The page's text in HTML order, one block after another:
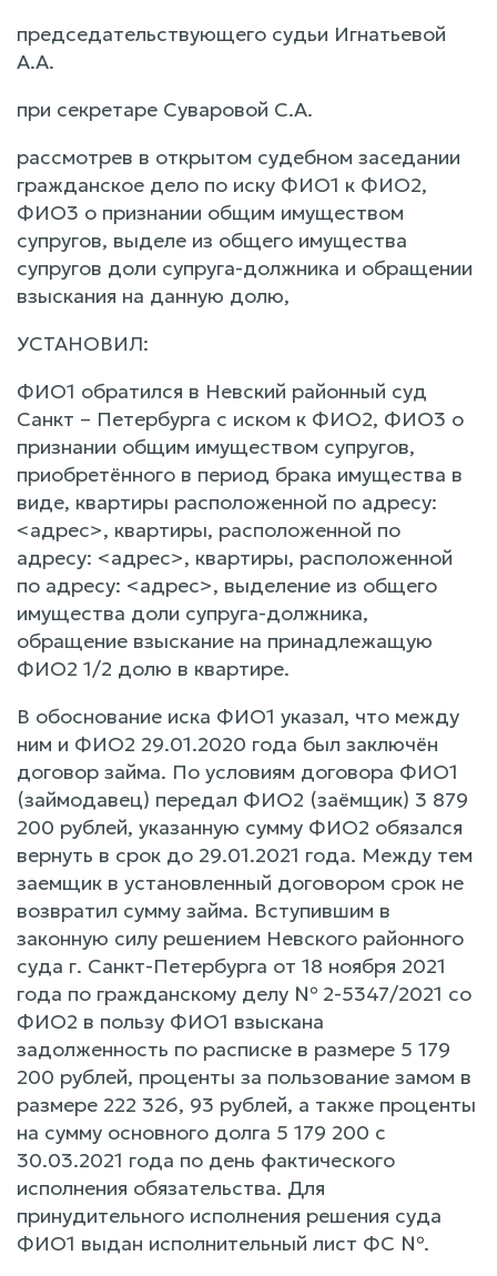
председательствующего судьи Игнатьевой
А.А.
при секретаре Суваровой С.А.
рассмотрев в открытом судебном заседании
гражданское дело по иску ФИО1 к ФИО2,
ФИО3 о признании общим имуществом
супругов, выделе из общего имущества
супругов доли супруга-должника и обращении
взыскания на данную долю,
УСТАНОВИЛ:
ФИО1 обратился в Невский районный суд
Санкт – Петербурга с иском к ФИО2, ФИО3 о
признании общим имуществом супругов,
приобретённого в период брака имущества в
виде, квартиры расположенной по адресу:
<адрес>, квартиры, расположенной по
адресу: <адрес>, квартиры, расположенной
по адресу: <адрес>, выделение из общего
имущества доли супруга-должника,
обращение взыскание на принадлежащую
ФИО2 1/2 долю в квартире.
В обоснование иска ФИО1 указал, что между
ним и ФИО2 29.01.2020 года был заключён
договор займа. По условиям договора ФИО1
(займодавец) передал ФИО2 (заёмщик) 3 879
200 рублей, указанную сумму ФИО2 обязался
вернуть в срок до 29.01.2021 года. Между тем
заемщик в установленный договором срок не
возвратил сумму займа. Вступившим в
законную силу решением Невского районного
суда г. Санкт-Петербурга от 18 ноября 2021
года по гражданскому делу № 2-5347/2021 со
ФИО2 в пользу ФИО1 взыскана
задолженность по расписке в размере 5 179
200 рублей, проценты за пользование замом в
размере 222 326, 93 рублей, а также проценты
на сумму основного долга 5 179 200 с
30.03.2021 года по день фактического
исполнения обязательства. Для
принудительного исполнения решения суда
ФИО1 выдан исполнительный лист ФС №.